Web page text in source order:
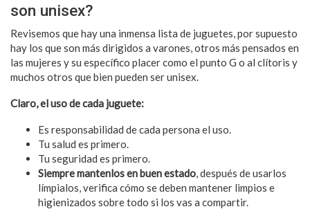
son unisex?
Revisemos que hay una inmensa lista de juguetes, por supuesto
hay los que son más dirigidos a varones, otros más pensados en
las mujeres y su específico placer como el punto G o al clítoris y
muchos otros que bien pueden ser unisex.
Claro, el uso de cada juguete:
Es responsabilidad de cada persona el uso.
Tu salud es primero.
Tu seguridad es primero.
Siempre mantenlos en buen estado, después de usarlos
límpialos, verifica cómo se deben mantener limpios e
higienizados sobre todo si los vas a compartir.